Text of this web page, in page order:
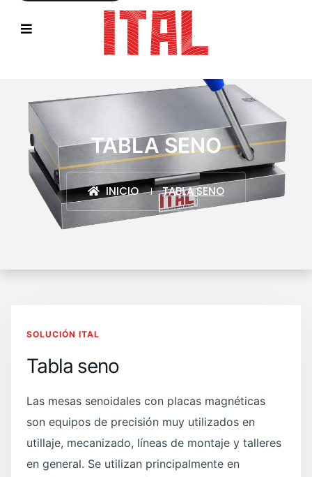
TABLA SENO
INICIO TABLA SENO
SOLUCIÓN ITAL
Tabla seno
Las mesas senoidales con placas magnéticas
son equipos de precisión muy utilizados en
utillaje, mecanizado, líneas de montaje y talleres
en general. Se utilizan principalmente en